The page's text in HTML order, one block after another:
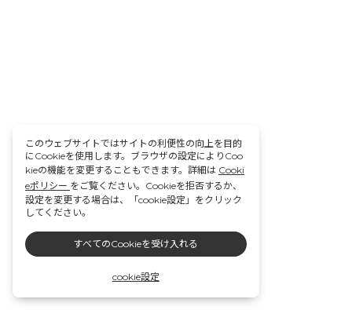
このウェブサイトではサイトの利便性の向上を目的
にCookieを使用します。ブラウザの設定によりCoo
kieの機能を変更することもできます。詳細は Cooki
eポリシー をご覧ください。Cookieを拒否するか、
設定を変更する場合は、「cookie設定」をクリック
してください。
すべてのCookieを受け入れる
cookie設定